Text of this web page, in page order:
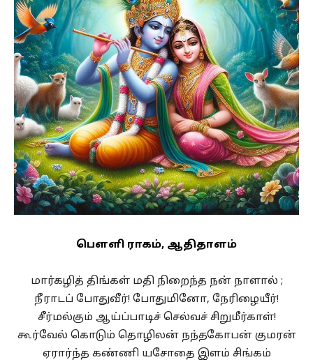
பௌளி ராகம், ஆதிதாளம்
மார்கழித் திங்கள் மதி நிறைந்த நன் நாளால் ;
நீராடப் போதுவீர்! போதுமினோ, நேரிழையீர்!
சீர்மல்கும் ஆய்ப்பாடிச் செல்வச் சிறுமீர்காள்!
கூர்வேல் கொடும் தொழிலன் நந்தகோபன் குமரன்
ஏரார்ந்த கண்ணி யசோதை இளம் சிங்கம்